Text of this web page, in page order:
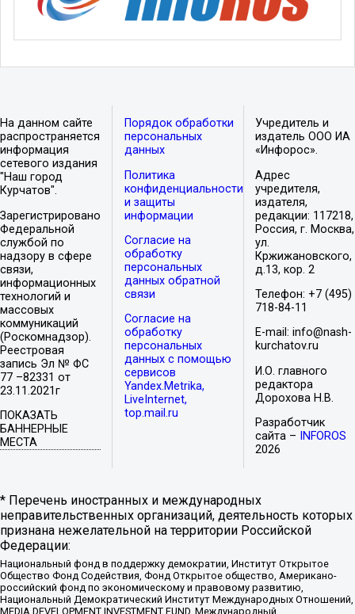
На данном сайте
распространяется
информация
сетевого издания
"Наш город
Курчатов".
Зарегистрировано
Федеральной
службой по
надзору в сфере
связи,
информационных
технологий и
массовых
коммуникаций
(Роскомнадзор).
Реестровая
запись Эл № ФС
77 –82331 от
23.11.2021г
ПОКАЗАТЬ
БАННЕРНЫЕ
МЕСТА
Порядок обработки
персональных
данных
Политика
конфиденциальности
и защиты
информации
Согласие на
обработку
персональных
данных обратной
связи
Согласие на
обработку
персональных
данных с помощью
сервисов
Yandex.Metrika,
LiveInternet,
top.mail.ru
Учредитель и
издатель ООО ИА
«Инфорос».
Адрес
учредителя,
издателя,
редакции: 117218,
Россия, г. Москва,
ул.
Кржижановского,
д.13, кор. 2
Телефон: +7 (495)
718-84-11
E-mail: info@nash-
kurchatov.ru
И.О. главного
редактора
Дорохова Н.В.
Разработчик
сайта –
INFOROS
2026
* Перечень иностранных и международных
неправительственных организаций, деятельность которых
признана нежелательной на территории Российской
Федерации:
Национальный фонд в поддержку демократии, Институт Открытое
Общество Фонд Содействия, Фонд Открытое общество, Американо-
российский фонд по экономическому и правовому развитию,
Национальный Демократический Институт Международных Отношений,
MEDIA DEVELOPMENT INVESTMENT FUND, Международный